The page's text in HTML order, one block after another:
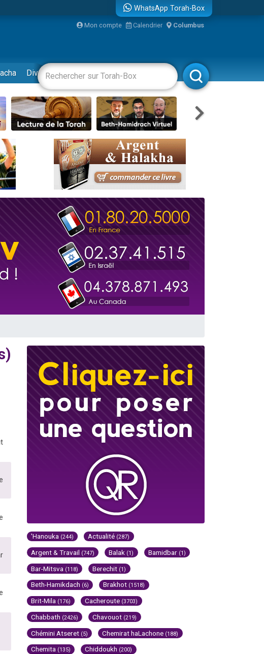
insalubre
à travers le temps
perdre leur maman
violences...
WhatsApp Torah-Box
Mon compte Calendrier Columbus
Divertissements Livres Rabbanim
'Hanouka (244) Actualité (287)
Argent & Travail (747) Balak (1) Bamidbar (1)
Bar-Mitsva (118) Berechit (1)
Beth-Hamikdach (6) Brakhot (1518)
Brit-Mila (176) Cacheroute (3703)
Chabbath (2426) Chavouot (219)
Chémini Atseret (5) Chemirat haLachone (188)
Chemita (135) Chiddoukh (200)